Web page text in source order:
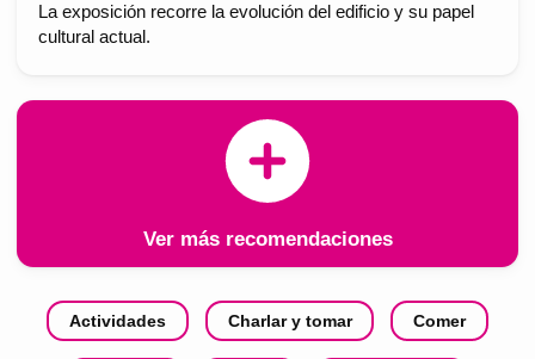
La exposición recorre la evolución del edificio y su papel
cultural actual.
Ver más recomendaciones
Actividades Charlar y tomar Comer